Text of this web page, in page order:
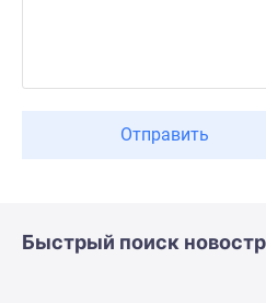
Отправить
Быстрый поиск